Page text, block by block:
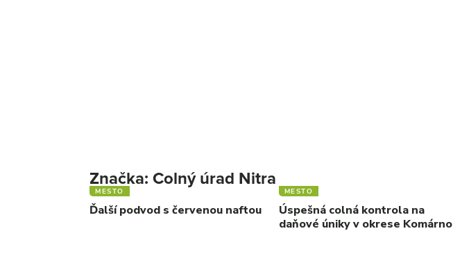
Značka: Colný úrad Nitra
MESTO
Ďalší podvod s červenou naftou
MESTO
Úspešná colná kontrola na
daňové úniky v okrese Komárno